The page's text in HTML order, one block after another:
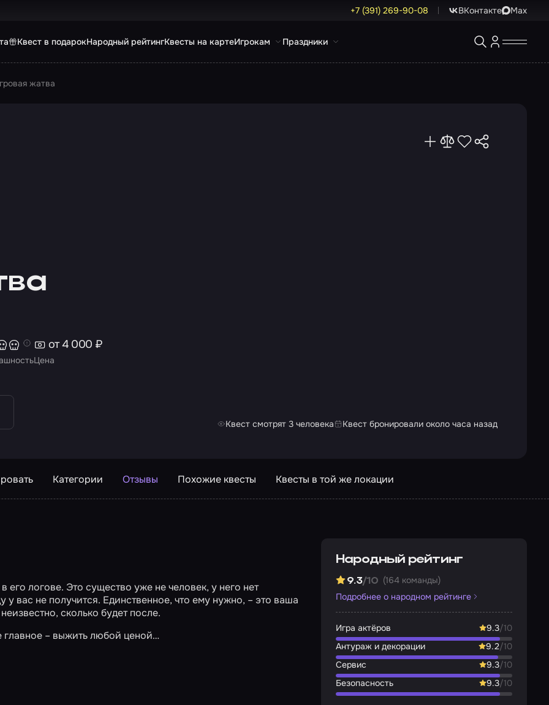
+7 (391) 269-90-08 ВКонтакте Max
Квест в подарокНародный рейтингКвесты на картеИгрокам Праздники
жатва
Цена
от 4 000 ₽
Квест смотрят 3 человека Квест бронировали около часа назад
Категории Отзывы Похожие квесты Квесты в той же локации
его логове. Это существо уже не человек, у него нет
вас не получится. Единственное, что ему нужно, – это ваша
сколько будет после.
– выжить любой ценой…
Народный рейтинг
9.3/10 (164 команды)
Подробнее о народном рейтинге
Игра актёров 9.3/10
Антураж и декорации
9.2/10
Сервис
9.3/10
Безопасность
9.3/10